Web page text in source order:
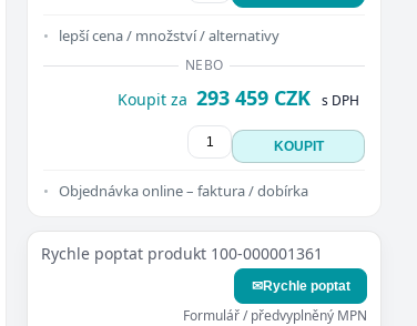
lepší cena / množství / alternativy
NEBO
Koupit za 293 459 CZK s DPH
KOUPIT
Objednávka online – faktura / dobírka
Rychle poptat produkt 100-000001361
✉Rychle poptat
Formulář / předvyplněný MPN